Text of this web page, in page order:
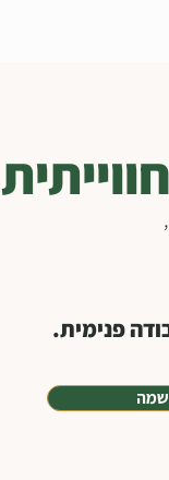
פנימית.